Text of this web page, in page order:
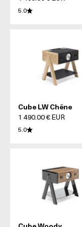
5.0
Cube LW Chêne
Prix de vente
1 490.00 € EUR
5.0